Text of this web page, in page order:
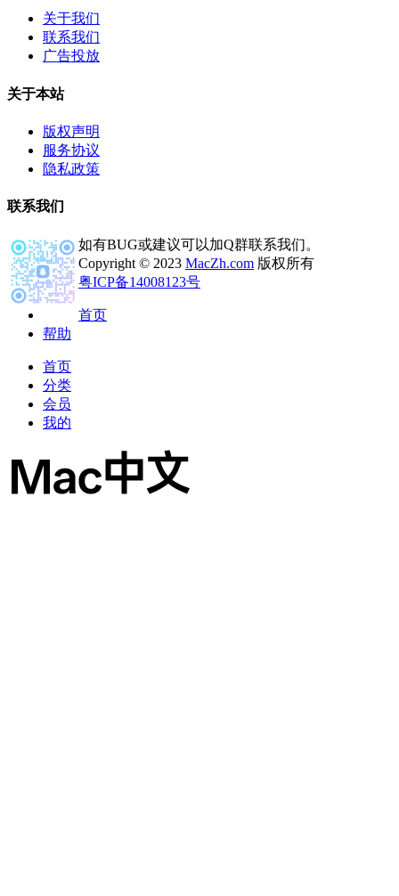
关于我们
联系我们
广告投放
关于本站
版权声明
服务协议
隐私政策
联系我们
如有BUG或建议可以加Q群联系我们。
Copyright © 2023 MacZh.com 版权所有
粤ICP备14008123号
首页
帮助
首页
分类
会员
我的